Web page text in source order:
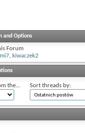
and Options
Forum
, kiwaczek2
the... Sort threads by: